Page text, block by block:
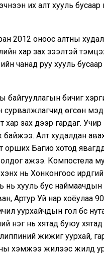
их алт хууль бусаар
2012 оноос алтны
хар зах зээлтэй
чанад руу хууль
бичиг
сурвалжлагчид өгсөн
хар зах дээр гардаг.
Алт худалдан
Багио хотод
ажээ. Компостела
нь Хонконгоос
нь хууль бус наймаачдын
Артур Уй нар хоёулаа
уурхайчдын гол бүс
нэг нь хятад буюу хятад
жижиг уурхай,
хэмжээ жилээс жилд